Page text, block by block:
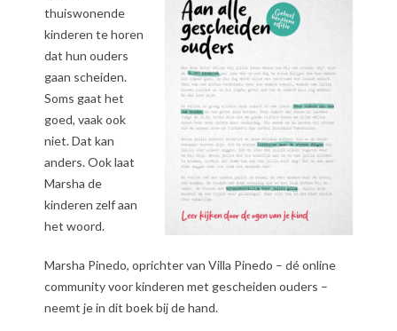
thuiswonende
kinderen te horen
dat hun ouders
gaan scheiden.
Soms gaat het
goed, vaak ook
niet. Dat kan
anders. Ook laat
Marsha de
kinderen zelf aan
het woord.
Marsha Pinedo, oprichter van Villa Pinedo – dé online
community voor kinderen met gescheiden ouders –
neemt je in dit boek bij de hand.